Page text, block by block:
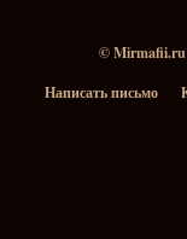
© Mirmafii.ru
Написать письмо